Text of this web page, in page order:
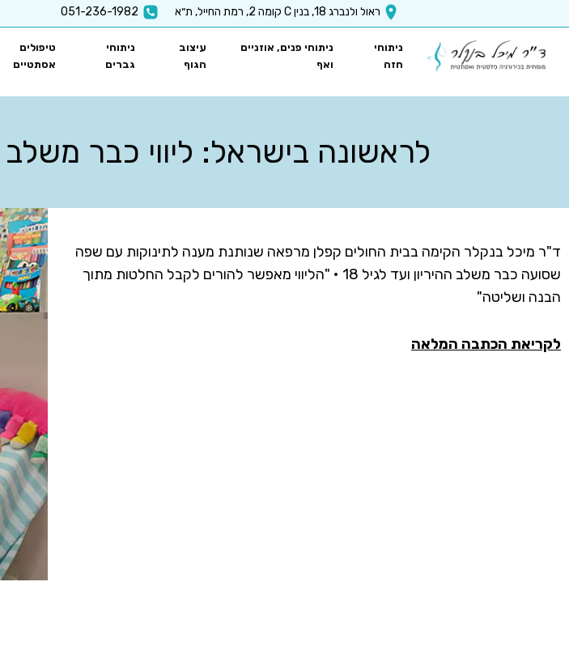
x-api-key":"6512a67ea5f63b3ec1a8b9e9
ראול ולנברג 18, בנין C קומה 2, רמת החייל, ת״א 051-236-1982
ניתוחי
חזה
ניתוחי פנים, אוזניים
ואף
עיצוב
הגוף
ניתוחי
גברים
טיפולים
אסתטיים
לראשונה בישראל: ליווי כבר משלב
ד"ר מיכל בנקלר הקימה בבית החולים קפלן מרפאה שנותנת מענה לתינוקות עם שפה
שסועה כבר משלב ההיריון ועד לגיל 18 • "הליווי מאפשר להורים לקבל החלטות מתוך
הבנה ושליטה"
לקריאת הכתבה המלאה